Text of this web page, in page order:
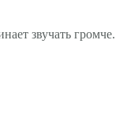
звучать громче.